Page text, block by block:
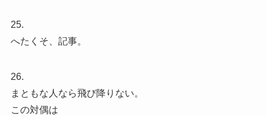
25.
へたくそ、記事。
26.
まともな人なら飛び降りない。
この対偶は